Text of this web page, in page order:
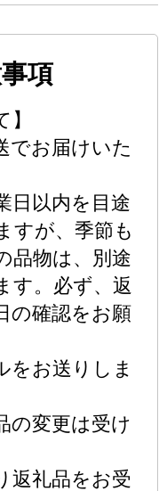
項
でお届けいた
日以内を目途
すが、季節も
品物は、別途
す。必ず、返
の確認をお願
をお送りしま
の変更は受け
返礼品をお受